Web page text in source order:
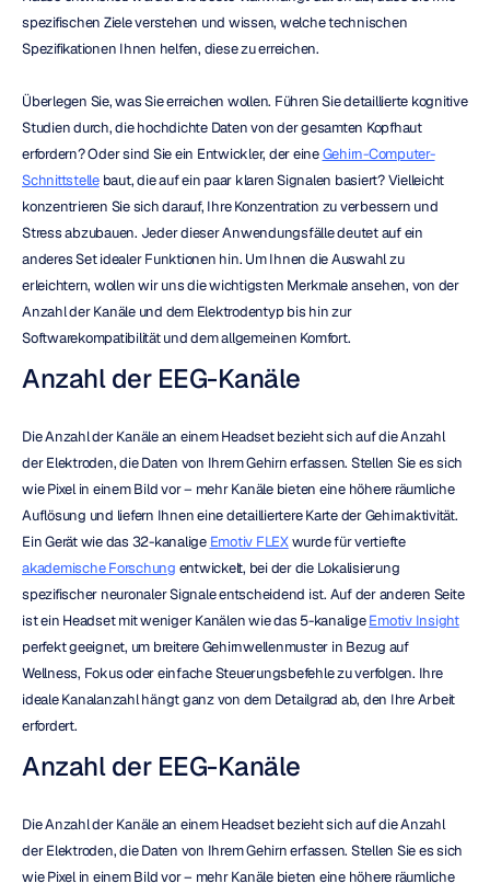
spezifischen Ziele verstehen und wissen, welche technischen
Spezifikationen Ihnen helfen, diese zu erreichen.
Überlegen Sie, was Sie erreichen wollen. Führen Sie detaillierte kognitive
Studien durch, die hochdichte Daten von der gesamten Kopfhaut
erfordern? Oder sind Sie ein Entwickler, der eine Gehirn-Computer-
Schnittstelle baut, die auf ein paar klaren Signalen basiert? Vielleicht
konzentrieren Sie sich darauf, Ihre Konzentration zu verbessern und
Stress abzubauen. Jeder dieser Anwendungsfälle deutet auf ein
anderes Set idealer Funktionen hin. Um Ihnen die Auswahl zu
erleichtern, wollen wir uns die wichtigsten Merkmale ansehen, von der
Anzahl der Kanäle und dem Elektrodentyp bis hin zur
Softwarekompatibilität und dem allgemeinen Komfort.
Anzahl der EEG-Kanäle
Die Anzahl der Kanäle an einem Headset bezieht sich auf die Anzahl
der Elektroden, die Daten von Ihrem Gehirn erfassen. Stellen Sie es sich
wie Pixel in einem Bild vor – mehr Kanäle bieten eine höhere räumliche
Auflösung und liefern Ihnen eine detailliertere Karte der Gehirnaktivität.
Ein Gerät wie das 32-kanalige Emotiv FLEX
wurde für vertiefte
akademische Forschung entwickelt, bei der die Lokalisierung
spezifischer neuronaler Signale entscheidend ist. Auf der anderen Seite
ist ein Headset mit weniger Kanälen wie das 5-kanalige Emotiv Insight
perfekt geeignet, um breitere Gehirnwellenmuster in Bezug auf
Wellness, Fokus oder einfache Steuerungsbefehle zu verfolgen. Ihre
ideale Kanalanzahl hängt ganz von dem Detailgrad ab, den Ihre Arbeit
erfordert.
Anzahl der EEG-Kanäle
Die Anzahl der Kanäle an einem Headset bezieht sich auf die Anzahl
der Elektroden, die Daten von Ihrem Gehirn erfassen. Stellen Sie es sich
wie Pixel in einem Bild vor – mehr Kanäle bieten eine höhere räumliche